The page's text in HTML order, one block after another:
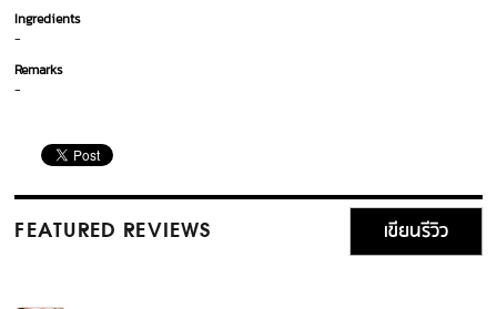
Ingredients
-
Remarks
-
FEATURED REVIEWS เขียนรีวิว